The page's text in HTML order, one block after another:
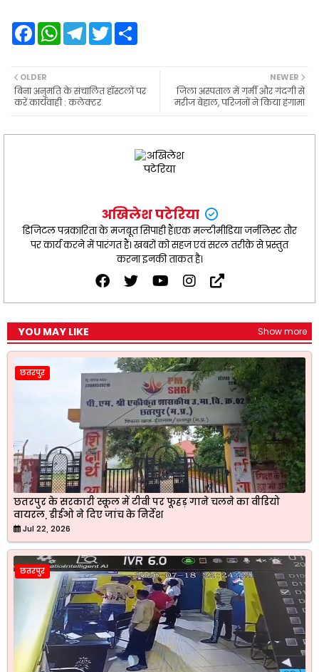
F
a
b
o
o
k
W
A
p
p
T
e
r
a
m
T
w
e
r
NEWER
जिला अस्पताल में गर्मी और गंदगी से
मरीज बेहाल, परिजनों ने किया हंगामा
OLDER
बिना अनुमति के संचालित हॉस्टलों पर
करें कार्यवाही : कलेक्टर
अखिलेश पटेरिया
डिजिटल पत्रकारिता के मजबूत सिपाही हैं।एक मल्टीमीडिया जर्नलिस्ट तौर
पर कार्य करने में पारंगत हैं। खबरों को सहज एवं सरल तरीक़े से प्रस्तुत
करना इनकी ताकत है।
YOU MAY LIKE Show more
छतरपुर
छतरपुर के सरकारी स्कूल में टीवी पर फूहड़ गाने चलने का वीडियो
वायरल, डीईओ ने दिए जांच के निर्देश
Jul 22, 2026
छतरपुर